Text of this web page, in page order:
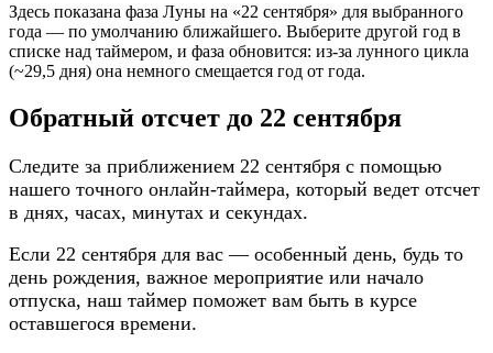
Здесь показана фаза Луны на «22 сентября» для выбранного
года — по умолчанию ближайшего. Выберите другой год в
списке над таймером, и фаза обновится: из-за лунного цикла
(~29,5 дня) она немного смещается год от года.
Обратный отсчет до 22 сентября
Следите за приближением 22 сентября с помощью
нашего точного онлайн-таймера, который ведет отсчет
в днях, часах, минутах и секундах.
Если 22 сентября для вас — особенный день, будь то
день рождения, важное мероприятие или начало
отпуска, наш таймер поможет вам быть в курсе
оставшегося времени.